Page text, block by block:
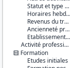
Statut et type de contrat
Horaires hebdomadaires
Revenus du travail
Ancienneté professionnelle
Etablissement employeur
Activité professionnelle antérieure
Formation
Etudes initiales
Thème :
Salaire et
revenus
Série :
Enquêtes
Revenus
Fiscaux